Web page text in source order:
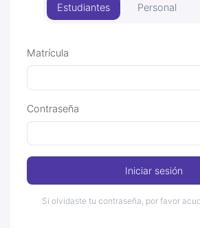
Estudiantes Personal
Matrícula
Contraseña
Iniciar sesión
Si olvidaste tu contraseña, por favor